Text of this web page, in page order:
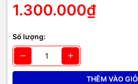
1.300.000₫
Số lượng:
THÊM VÀO GIỎ